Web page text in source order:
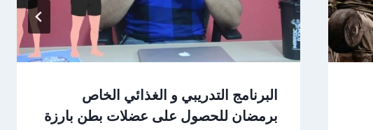
البرنامج التدريبي و الغذائي الخاص
برمضان للحصول على عضلات بطن بارزة